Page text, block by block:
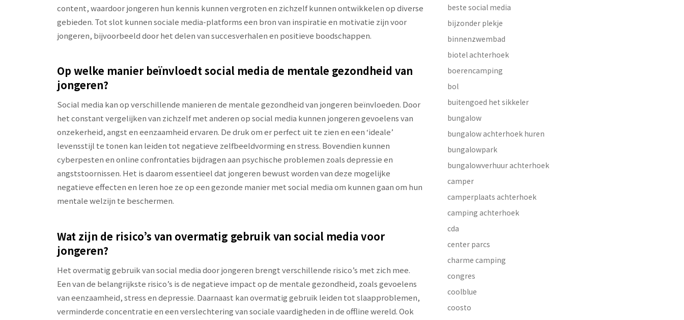
content, waardoor jongeren hun kennis kunnen vergroten en zichzelf kunnen ontwikkelen op diverse
gebieden. Tot slot kunnen sociale media-platforms een bron van inspiratie en motivatie zijn voor
jongeren, bijvoorbeeld door het delen van succesverhalen en positieve boodschappen.
Op welke manier beïnvloedt social media de mentale gezondheid van
jongeren?
Social media kan op verschillende manieren de mentale gezondheid van jongeren beïnvloeden. Door
het constant vergelijken van zichzelf met anderen op social media kunnen jongeren gevoelens van
onzekerheid, angst en eenzaamheid ervaren. De druk om er perfect uit te zien en een ‘ideale’
levensstijl te tonen kan leiden tot negatieve zelfbeeldvorming en stress. Bovendien kunnen
cyberpesten en online confrontaties bijdragen aan psychische problemen zoals depressie en
angststoornissen. Het is daarom essentieel dat jongeren bewust worden van deze mogelijke
negatieve effecten en leren hoe ze op een gezonde manier met social media om kunnen gaan om hun
mentale welzijn te beschermen.
Wat zijn de risico’s van overmatig gebruik van social media voor
jongeren?
Het overmatig gebruik van social media door jongeren brengt verschillende risico’s met zich mee.
Een van de belangrijkste risico’s is de negatieve impact op de mentale gezondheid, zoals gevoelens
van eenzaamheid, stress en depressie. Daarnaast kan overmatig gebruik leiden tot slaapproblemen,
verminderde concentratie en een verslechtering van sociale vaardigheden in de offline wereld. Ook
beste social media
bijzonder plekje
binnenzwembad
biotel achterhoek
boerencamping
bol
buitengoed het sikkeler
bungalow
bungalow achterhoek huren
bungalowpark
bungalowverhuur achterhoek
camper
camperplaats achterhoek
camping achterhoek
cda
center parcs
charme camping
congres
coolblue
coosto